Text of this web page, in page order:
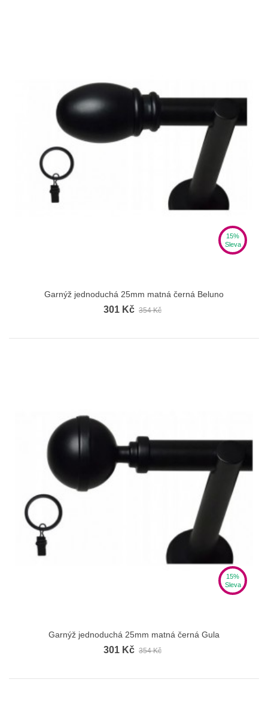
15%
Sleva
Garnýž jednoduchá 25mm matná černá Beluno
301 Kč 354 Kč
15%
Sleva
Garnýž jednoduchá 25mm matná černá Gula
301 Kč 354 Kč